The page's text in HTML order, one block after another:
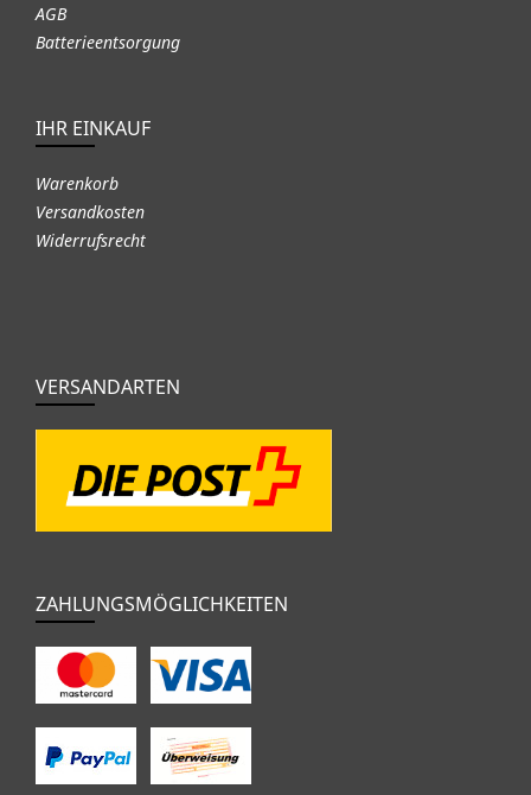
AGB
Batterieentsorgung
IHR EINKAUF
Warenkorb
Versandkosten
Widerrufsrecht
VERSANDARTEN
ZAHLUNGSMÖGLICHKEITEN